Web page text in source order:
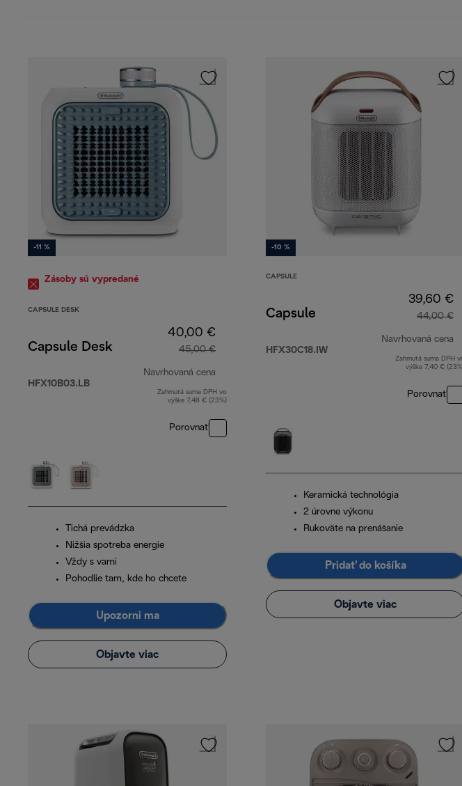
-11 %
Zásoby sú vypredané
CAPSULE DESK
Capsule Desk
HFX10B03.LB
40,00 €
45,00 €
Navrhovaná cena
pôvodná cena 45,00 €
Zahrnutá suma DPH vo
výške 7,48 € (23%)
Porovnať
Tichá prevádzka
Nižšia spotreba energie
Vždy s vami
Pohodlie tam, kde ho chcete
Upozorni ma
Objavte viac
-10 %
CAPSULE
Capsule
HFX30C18.IW
39,60 €
44,00 €
Navrhovaná cena
Zahrnutá suma DPH
výške 7,40 €
Porovnať
Keramická technológia
2 úrovne výkonu
Rukoväte na prenášanie
Pridať do košíka
Objavte viac